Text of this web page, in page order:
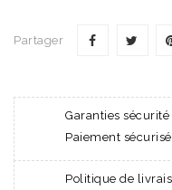
Partager
Garanties sécurité
Paiement
Politique de